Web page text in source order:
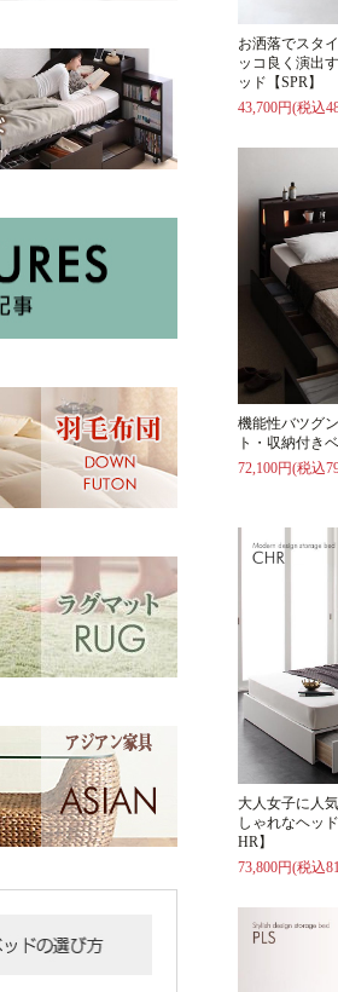
お洒落でスタ
ッコ良く演出
ッド【SPR】
43,700円(税込
機能性バツグ
ト・収納付き
72,100円(税込
大人女子に人
しゃれなヘッ
HR】
73,800円(税込